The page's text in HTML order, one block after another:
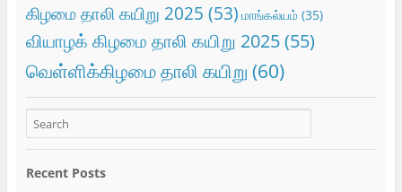
கிழமை தாலி கயிறு 2025 (53) மாங்கல்யம்(35)
வியாழக் கிழமை தாலி கயிறு 2025(55)
வெள்ளிக்கிழமை தாலி கயிறு (60)
Recent Posts